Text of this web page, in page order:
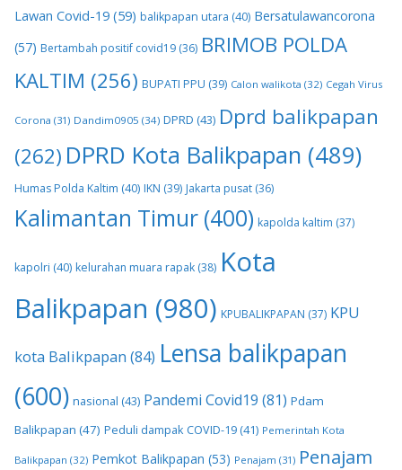
Lawan Covid-19 (59) balikpapan utara (40) Bersatulawancorona
(57) Bertambah positif covid19 (36) BRIMOB POLDA
KALTIM (256) BUPATI PPU (39) Calon walikota (32) Cegah Virus
Corona (31) Dandim0905 (34) DPRD (43) Dprd balikpapan
(262) DPRD Kota Balikpapan (489)
Humas Polda Kaltim (40) IKN (39) Jakarta pusat (36)
Kalimantan Timur (400) kapolda kaltim (37)
kapolri (40) kelurahan muara rapak (38) Kota
Balikpapan (980) KPUBALIKPAPAN (37) KPU
kota Balikpapan (84) Lensa balikpapan
(600) nasional (43) Pandemi Covid19 (81) Pdam
Balikpapan (47) Peduli dampak COVID-19 (41) Pemerintah Kota
Balikpapan (32) Pemkot Balikpapan (53) Penajam (31) Penajam